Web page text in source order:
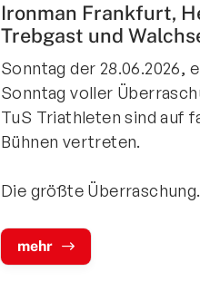
Ironman Frankfurt,
Trebgast und
Sonntag der 28.06.2026,
Sonntag voller
TuS Triathleten sind auf
Bühnen vertreten.
Die größte
mehr